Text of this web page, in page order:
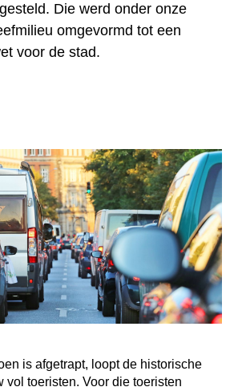
Die werd onder onze
omgevormd tot een
voor de stad.
is afgetrapt, loopt de historische
vol toeristen. Voor die toeristen